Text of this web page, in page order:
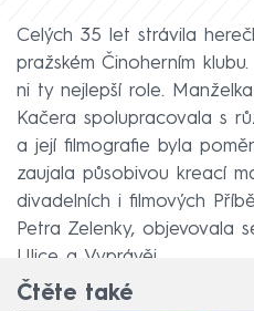
Celých 35 let strávila
pražském Činoherním
ni ty nejlepší role.
Kačera spolupracovala s
a její filmografie byla
zaujala působivou kreací
divadelních i filmových
Petra Zelenky, objevovala
Ulice a Vyprávěj.
Čtěte také